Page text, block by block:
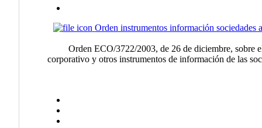
Orden instrumentos información sociedades
Orden ECO/3722/2003, de 26 de diciembre, sobre
corporativo y otros instrumentos de información de las